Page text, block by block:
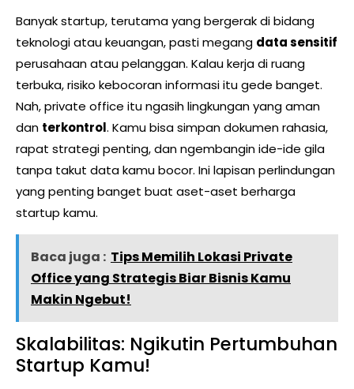
Banyak startup, terutama yang bergerak di bidang
teknologi atau keuangan, pasti megang data sensitif
perusahaan atau pelanggan. Kalau kerja di ruang
terbuka, risiko kebocoran informasi itu gede banget.
Nah, private office itu ngasih lingkungan yang aman
dan terkontrol. Kamu bisa simpan dokumen rahasia,
rapat strategi penting, dan ngembangin ide-ide gila
tanpa takut data kamu bocor. Ini lapisan perlindungan
yang penting banget buat aset-aset berharga
startup kamu.
Baca juga : Tips Memilih Lokasi Private
Office yang Strategis Biar Bisnis Kamu
Makin Ngebut!
Skalabilitas: Ngikutin Pertumbuhan
Startup Kamu!